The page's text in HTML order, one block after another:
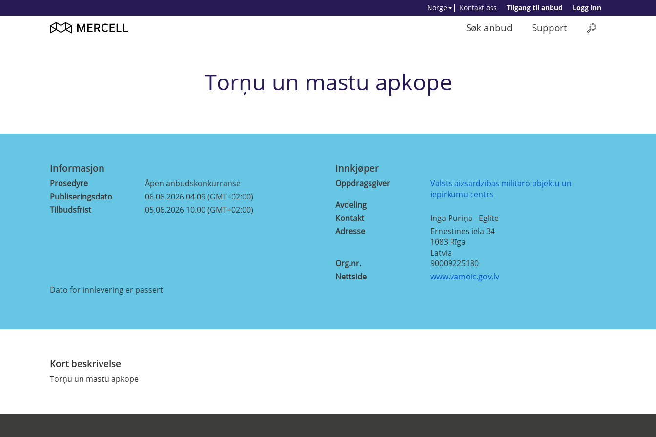
Logg inn
Tilgang til anbud
Kontakt oss
Norge
Support
Søk anbud
Torņu un mastu apkope
Informasjon
Prosedyre
Åpen anbudskonkurranse
Publiseringsdato
06.06.2026 04.09 (GMT+02:00)
Tilbudsfrist
05.06.2026 10.00 (GMT+02:00)
Innkjøper
Oppdragsgiver
Valsts aizsardzības militāro objektu un
iepirkumu centrs
Avdeling
Kontakt
Inga Puriņa - Eglīte
Adresse
Ernestīnes iela 34
1083 Rīga
Latvia
Org.nr.
90009225180
Nettside
www.vamoic.gov.lv
Dato for innlevering er passert
Kort beskrivelse
Torņu un mastu apkope